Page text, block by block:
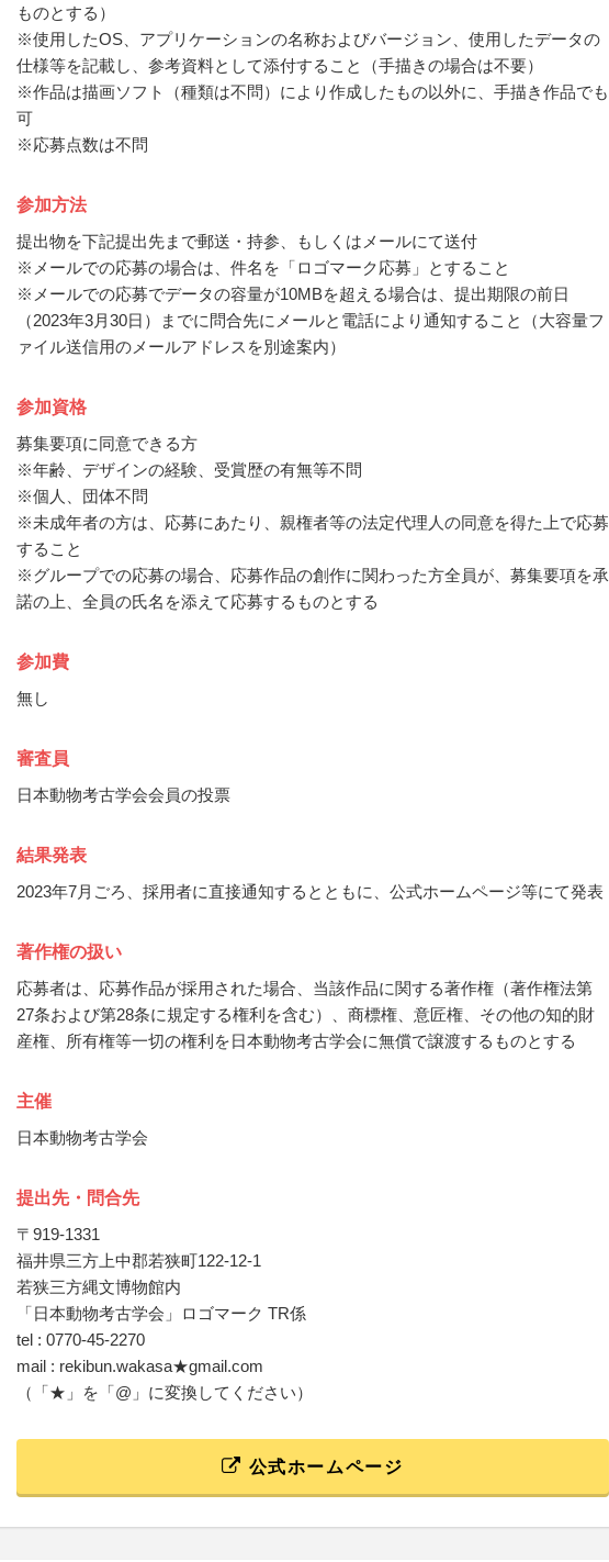
ものとする）
※使用したOS、アプリケーションの名称およびバージョン、使用したデータの
仕様等を記載し、参考資料として添付すること（手描きの場合は不要）
※作品は描画ソフト（種類は不問）により作成したもの以外に、手描き作品でも
可
※応募点数は不問
参加方法
提出物を下記提出先まで郵送・持参、もしくはメールにて送付
※メールでの応募の場合は、件名を「ロゴマーク応募」とすること
※メールでの応募でデータの容量が10MBを超える場合は、提出期限の前日
（2023年3月30日）までに問合先にメールと電話により通知すること（大容量フ
ァイル送信用のメールアドレスを別途案内）
参加資格
募集要項に同意できる方
※年齢、デザインの経験、受賞歴の有無等不問
※個人、団体不問
※未成年者の方は、応募にあたり、親権者等の法定代理人の同意を得た上で応募
すること
※グループでの応募の場合、応募作品の創作に関わった方全員が、募集要項を承
諾の上、全員の氏名を添えて応募するものとする
参加費
無し
審査員
日本動物考古学会会員の投票
結果発表
2023年7月ごろ、採用者に直接通知するとともに、公式ホームページ等にて発表
著作権の扱い
応募者は、応募作品が採用された場合、当該作品に関する著作権（著作権法第
27条および第28条に規定する権利を含む）、商標権、意匠権、その他の知的財
産権、所有権等一切の権利を日本動物考古学会に無償で譲渡するものとする
主催
日本動物考古学会
提出先・問合先
〒919-1331
福井県三方上中郡若狭町122-12-1
若狭三方縄文博物館内
「日本動物考古学会」ロゴマーク TR係
tel : 0770-45-2270
mail : rekibun.wakasa★gmail.com
（「★」を「@」に変換してください）
公式ホームページ